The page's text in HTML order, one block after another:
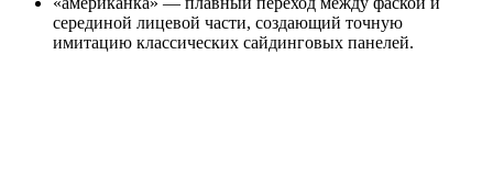
серединой лицевой части, создающий точную
имитацию классических сайдинговых панелей.